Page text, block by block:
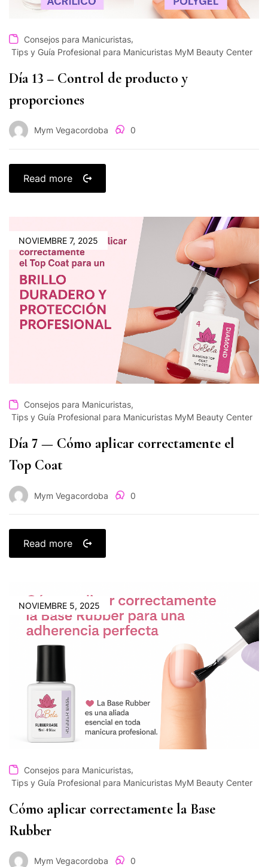
Consejos para Manicuristas,
Tips y Guía Profesional para Manicuristas MyM Beauty Center
Día 13 – Control de producto y
proporciones
Mym Vegacordoba 0
Read more
NOVIEMBRE 7, 2025
Consejos para Manicuristas,
Tips y Guía Profesional para Manicuristas MyM Beauty Center
Día 7 — Cómo aplicar correctamente el
Top Coat
Mym Vegacordoba 0
Read more
NOVIEMBRE 5, 2025
Consejos para Manicuristas,
Tips y Guía Profesional para Manicuristas MyM Beauty Center
Cómo aplicar correctamente la Base
Rubber
Mym Vegacordoba 0